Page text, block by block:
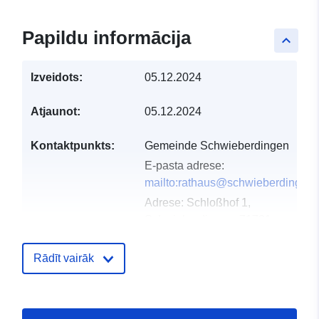
keyboard_arrow_up
Papildu informācija
Izveidots: 05.12.2024
Atjaunot: 05.12.2024
Kontaktpunkts:
Gemeinde Schwieberdingen
E-pasta adrese:
Adrese: Schloßhof 1,
Kataloga
Pievienots data.europa.eu: 23
Rādīt vairāk